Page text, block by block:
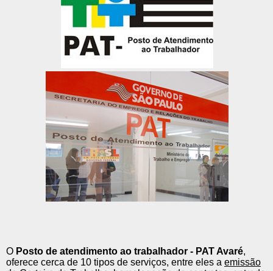
O Posto de atendimento ao trabalhador - PAT Avaré,
oferece cerca de 10 tipos de serviços, entre eles a emissão